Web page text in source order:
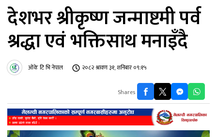
देशभर श्रीकृष्ण जन्माष्टमी पर्व
श्रद्धा एवं भक्तिसाथ मनाइँदै
ओके टि भि नेपाल २०८२ श्रावण ३१, शनिबार ०९:१५
Shares